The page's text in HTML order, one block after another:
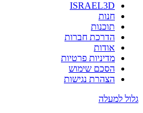
ISRAEL3D
חנות
תוכנות
הדרכת חברות
אודות
מדיניות פרטיות
הסכם שימוש
הצהרת נגישות
גלול למעלה